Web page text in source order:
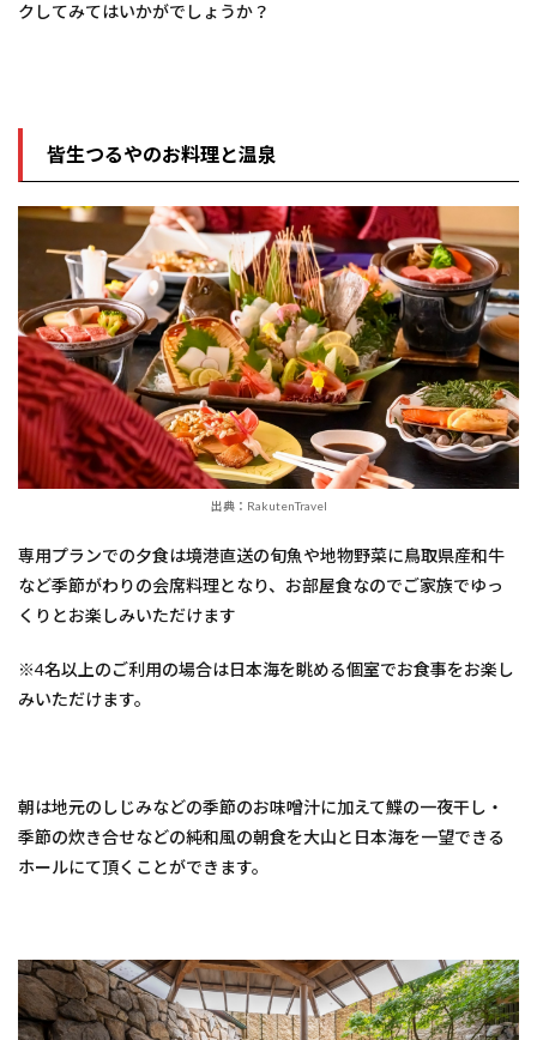
クしてみてはいかがでしょうか？
皆生つるやのお料理と温泉
出典：RakutenTravel
専用プランでの夕食は境港直送の旬魚や地物野菜に鳥取県産和牛
など季節がわりの会席料理となり、お部屋食なのでご家族でゆっ
くりとお楽しみいただけます
※4名以上のご利用の場合は日本海を眺める個室でお食事をお楽し
みいただけます。
朝は地元のしじみなどの季節のお味噌汁に加えて鰈の一夜干し・
季節の炊き合せなどの純和風の朝食を大山と日本海を一望できる
ホールにて頂くことができます。